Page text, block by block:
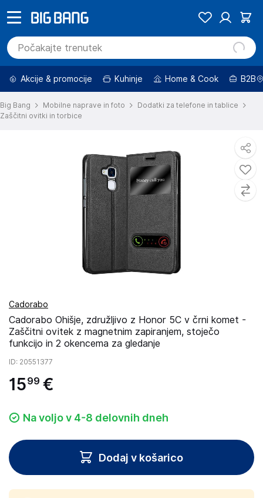
Akcije & promocije Kuhinje Home & Cook B2B
Big Bang Mobilne naprave in foto
Dodatki za telefone in tablice
Zaščitni ovitki in torbice
Cadorabo
Cadorabo Ohišje, združljivo z Honor 5C v črni komet -
Zaščitni ovitek z magnetnim zapiranjem, stoječo
funkcijo in 2 okencema za gledanje
ID: 20551377
1599 €
Na voljo v 4-8 delovnih dneh
Dodaj v košarico